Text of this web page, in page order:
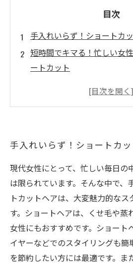
目次
手入れいらず！ショートカ
短時間でキマる！忙しい女
ートカット
伸びてもおしゃれ！手軽なア
ショートカットを見つけよう
手入れいらず！ショートカ
現代女性にとって、忙しい毎日の
は限られています。そんな中で、
トカットヘアは、大変魅力的なス
す。ショートヘアは、くせ毛や蒸
女性にもおすすめです。ショート
イヤーなどでのスタイリングも簡
を節約したい方には最適です。ま